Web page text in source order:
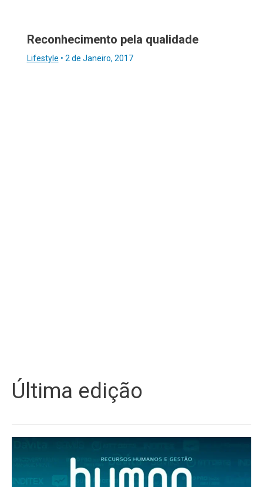
Reconhecimento pela qualidade
Lifestyle • 2 de Janeiro, 2017
Última edição